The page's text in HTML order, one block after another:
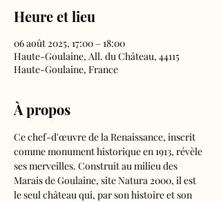
Heure et lieu
06 août 2025, 17:00 – 18:00
Haute-Goulaine, All. du Château, 44115
Haute-Goulaine, France
À propos
Ce chef-d'œuvre de la Renaissance, inscrit
comme monument historique en 1913, révèle
ses merveilles. Construit au milieu des
Marais de Goulaine, site Natura 2000, il est
le seul château qui, par son histoire et son